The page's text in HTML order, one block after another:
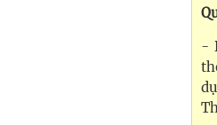
-